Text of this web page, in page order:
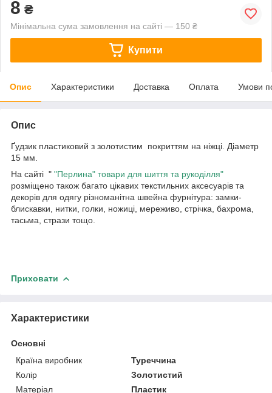
8 ₴
Мінімальна сума замовлення на сайті — 150 ₴
Купити
Опис Характеристики Доставка Оплата Умови
Опис
Ґудзик пластиковий з золотистим покриттям на ніжці. Діаметр
15 мм.
На сайті " "Перлина" товари для шиття та рукоділля"
розміщено також багато цікавих текстильних аксесуарів та
декорів для одягу різноманітна швейна фурнітура: замки-
блискавки, нитки, голки, ножиці, мереживо, стрічка, бахрома,
тасьма, стрази тощо.
Приховати
Характеристики
Основні
Країна виробник
Туреччина
Колір
Золотистий
Матеріал
Пластик